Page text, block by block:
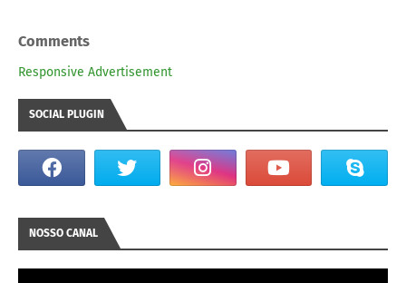
Comments
Responsive Advertisement
SOCIAL PLUGIN
NOSSO CANAL